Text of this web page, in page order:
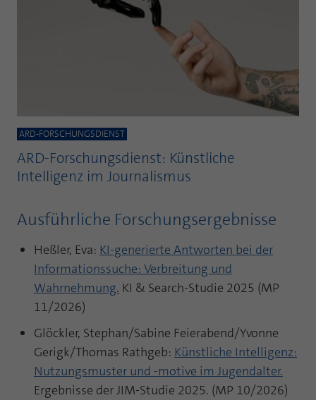
ARD-FORSCHUNGSDIENST
ARD-Forschungsdienst: Künstliche
Intelligenz im Journalismus
Ausführliche Forschungsergebnisse
Heßler, Eva: KI-generierte Antworten bei der
Informationssuche: Verbreitung und
Wahrnehmung. KI & Search-Studie 2025 (MP
11/2026)
Glöckler, Stephan/Sabine Feierabend/Yvonne
Gerigk/Thomas Rathgeb: Künstliche Intelligenz:
Nutzungsmuster und -motive im Jugendalter.
Ergebnisse der JIM-Studie 2025. (MP 10/2026)